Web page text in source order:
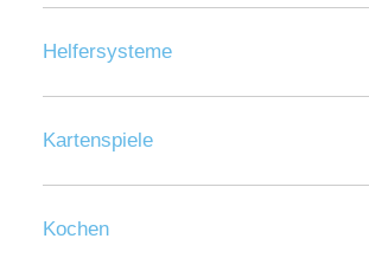
Helfersysteme
Kartenspiele
Kochen